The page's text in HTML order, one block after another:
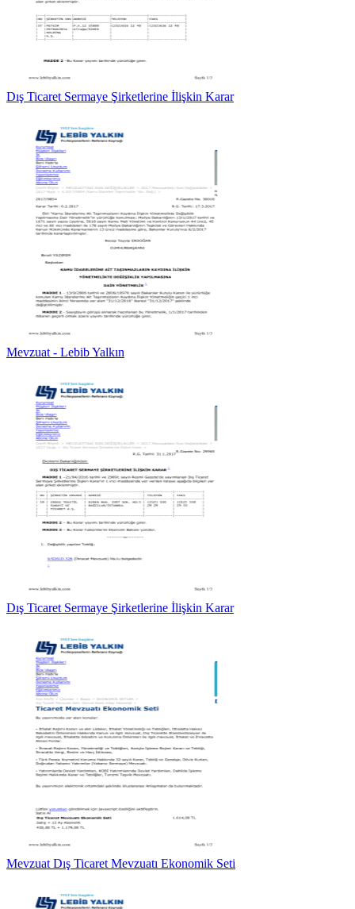
Dış Ticaret Sermaye Şirketlerine İlişkin Karar
Mevzuat - Lebib Yalkın
Dış Ticaret Sermaye Şirketlerine İlişkin Karar
Mevzuat Dış Ticaret Mevzuatı Ekonomik Seti